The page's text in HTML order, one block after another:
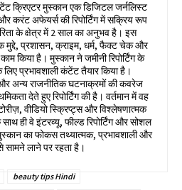
क्रिएटर मुस्कान एक डिजिटल जर्नलिस्ट
करंट अफेयर्स की रिपोर्टिंग में सक्रिय रूप
के क्षेत्र में 2 साल का अनुभव है। इस
मुद्दे, प्रशासन, क्राइम, धर्म, फैक्ट चेक और
किया है। मुस्कान ने जमीनी रिपोर्टिंग के
प्रभावशाली कंटेंट तैयार किया है।
और अन्य राजनीतिक घटनाक्रमों की कवरेज
देते हुए रिपोर्टिंग की है। वर्तमान में वह
वीडियो स्क्रिप्ट्स और विश्लेषणात्मक
ही वे इंटरव्यू, फील्ड रिपोर्टिंग और सोशल
का फोकस तथ्यात्मक, प्रभावशाली और
सामने लाने पर रहता है।
beauty tips Hindi